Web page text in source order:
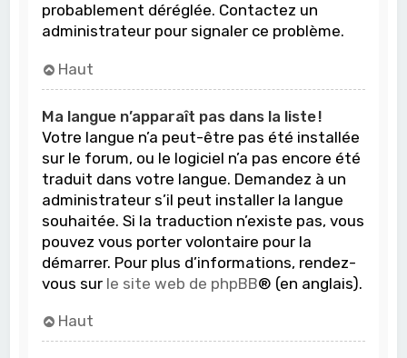
probablement déréglée. Contactez un
administrateur pour signaler ce problème.
Haut
Ma langue n’apparaît pas dans la liste !
Votre langue n’a peut-être pas été installée
sur le forum, ou le logiciel n’a pas encore été
traduit dans votre langue. Demandez à un
administrateur s’il peut installer la langue
souhaitée. Si la traduction n’existe pas, vous
pouvez vous porter volontaire pour la
démarrer. Pour plus d’informations, rendez-
vous sur le site web de phpBB® (en anglais).
Haut